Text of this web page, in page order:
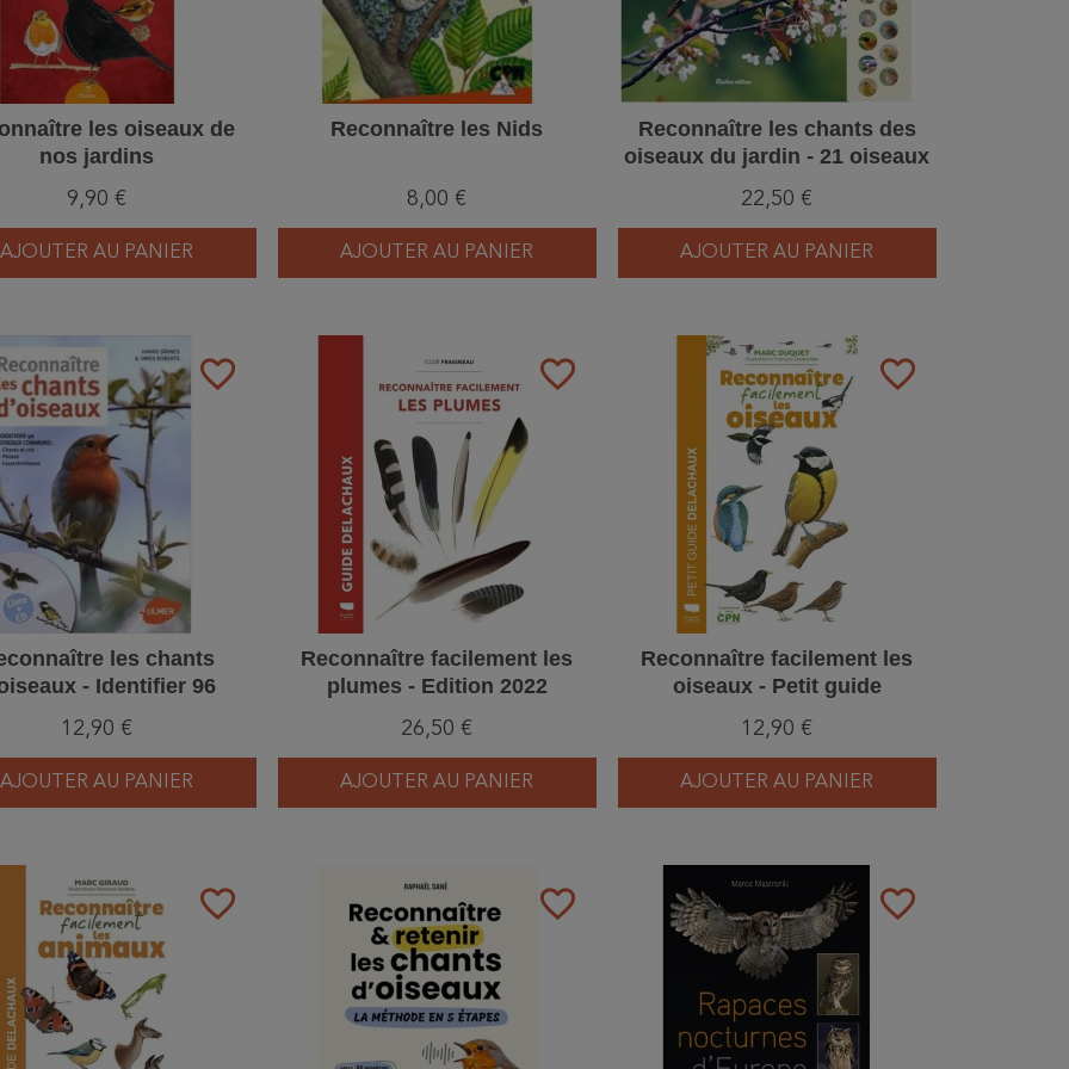
les oiseaux de
nos jardins
9,90 €
AJOUTER AU PANIER
Reconnaître les Nids
8,00 €
AJOUTER AU PANIER
Reconnaître les chants des
oiseaux du jardin - 21 oiseaux
22,50 €
AJOUTER AU PANIER
favorite_border
les chants
- Identifier 96
12,90 €
AJOUTER AU PANIER
favorite_border
Reconnaître facilement les
plumes - Edition 2022
26,50 €
AJOUTER AU PANIER
favorite_border
Reconnaître facilement les
oiseaux - Petit guide
12,90 €
AJOUTER AU PANIER
favorite_border favorite_border favorite_border